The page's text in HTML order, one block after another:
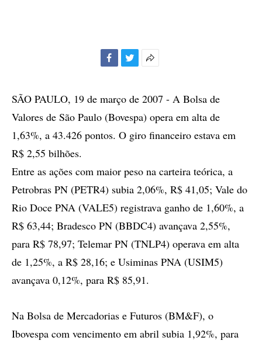
compartilhamento
SÃO PAULO, 19 de março de 2007 - A Bolsa de
Valores de São Paulo (Bovespa) opera em alta de
1,63%, a 43.426 pontos. O giro financeiro estava em
R$ 2,55 bilhões.
Entre as ações com maior peso na carteira teórica, a
Petrobras PN (PETR4) subia 2,06%, R$ 41,05; Vale do
Rio Doce PNA (VALE5) registrava ganho de 1,60%, a
R$ 63,44; Bradesco PN (BBDC4) avançava 2,55%,
para R$ 78,97; Telemar PN (TNLP4) operava em alta
de 1,25%, a R$ 28,16; e Usiminas PNA (USIM5)
avançava 0,12%, para R$ 85,91.
Na Bolsa de Mercadorias e Futuros (BM&F), o
Ibovespa com vencimento em abril subia 1,92%, para